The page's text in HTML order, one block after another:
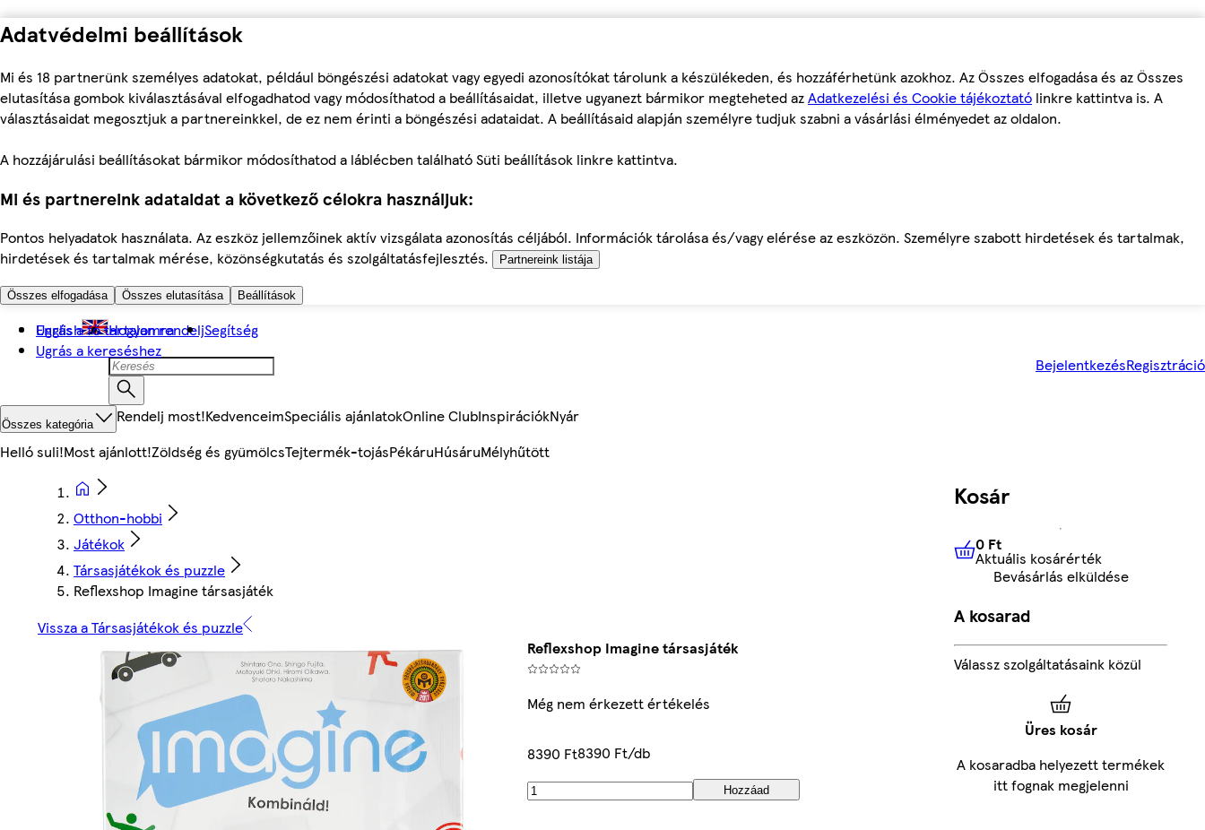
Adatvédelmi beállítások
Mi és 18 partnerünk személyes adatokat, például böngészési adatokat vagy egyedi azonosítókat tárolunk a készülékeden, és hozzáférhetünk azokhoz. Az Összes elfogadása és az Összes
elutasítása gombok kiválasztásával elfogadhatod vagy módosíthatod a beállításaidat, illetve ugyanezt bármikor megteheted azAdatkezelési és Cookie tájékoztató linkre kattintva is. A
választásaidat megosztjuk a partnereinkkel, de ez nem érinti a böngészési adataidat. A beállításaid alapján személyre tudjuk szabni a vásárlási élményedet az oldalon.
A hozzájárulási beállításokat bármikor módosíthatod a láblécben található Süti beállítások linkre kattintva.
Mi és partnereink adataidat a következő célokra használjuk:
Pontos helyadatok használata. Az eszköz jellemzőinek aktív vizsgálata azonosítás céljából. Információk tárolása és/vagy elérése az eszközön. Személyre szabott hirdetések és tartalmak,
hirdetések és tartalmak mérése, közönségkutatás és szolgáltatásfejlesztés.
Partnereink listája
Összes elfogadása Összes elutasítása Beállítások
Ugrás a fő tartalomra
Ugrás a kereséshez
English Hogyan rendeljSegítség
BejelentkezésRegisztráció
Összes kategória Rendelj most!KedvenceimSpeciális ajánlatokOnline ClubInspirációkNyár
Helló suli!Most ajánlott!Zöldség és gyümölcsTejtermék-tojásPékáruHúsáruMélyhűtött
Otthon-hobbi
Játékok
Társasjátékok és puzzle
Reflexshop Imagine társasjáték
Vissza a Társasjátékok és puzzle
Reflexshop Imagine társasjáték
Még nem érkezett értékelés
8390 Ft8390 Ft/db
Hozzáad
Kosár
0 FtAktuális kosárérték
0 Ft
Aktuális kosárérték
Bevásárlás elküldése
A kosarad
Válassz szolgáltatásaink közül
Üres kosár
A kosaradba helyezett termékek
itt fognak megjelenni